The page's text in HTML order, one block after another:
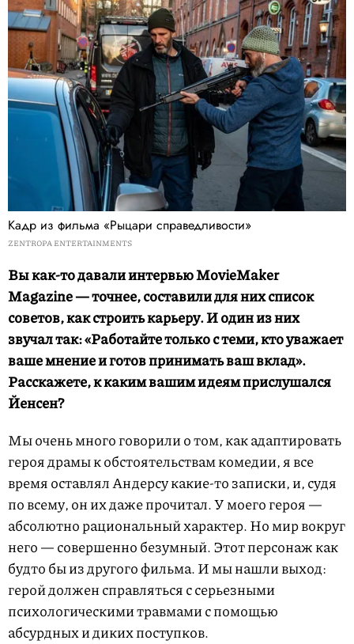
Кадр из фильма «Рыцари справедливости»
ZENTROPA ENTERTAINMENTS
Вы как-то давали интервью MovieMaker
Magazine — точнее, составили для них список
советов, как строить карьеру. И один из них
звучал так: «Работайте только с теми, кто уважает
ваше мнение и готов принимать ваш вклад».
Расскажете, к каким вашим идеям прислушался
Йенсен?
Мы очень много говорили о том, как адаптировать
героя драмы к обстоятельствам комедии, я все
время оставлял Андерсу какие-то записки, и, судя
по всему, он их даже прочитал. У моего героя —
абсолютно рациональный характер. Но мир вокруг
него — совершенно безумный. Этот персонаж как
будто бы из другого фильма. И мы нашли выход:
герой должен справляться с серьезными
психологическими травмами с помощью
абсурдных и диких поступков.